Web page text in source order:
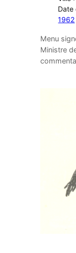
Date
1962
Menu
Ministre